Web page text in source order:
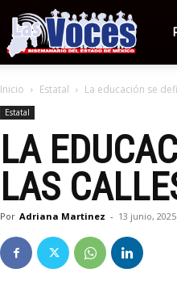
Inicio Estatal La educación se
Estatal
LA
LAS
Por Adriana Martinez - 13 junio, 2025